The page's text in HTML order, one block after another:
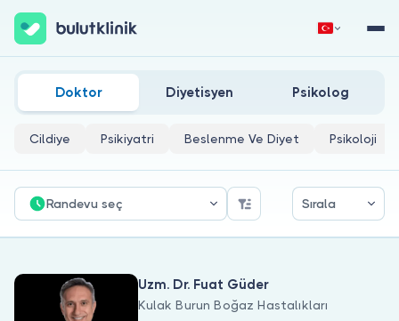
Hastalar için
Hemen Kaydol Giriş Yap
Larenjit Doktorları
Doktor Diyetisyen Psikolog
Cildiye Psikiyatri Beslenme Ve Diyet Psikoloji
Randevu seç Sırala
Uzm. Dr. Fuat Güder
Kulak Burun Boğaz Hastalıkları